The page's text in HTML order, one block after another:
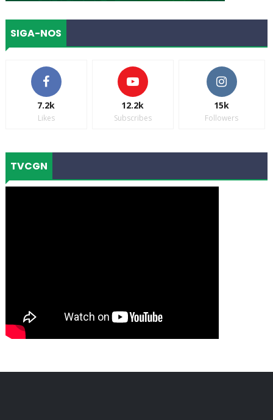
SIGA-NOS
7.2k
Likes
12.2k
Subscribes
15k
Followers
TVCGN